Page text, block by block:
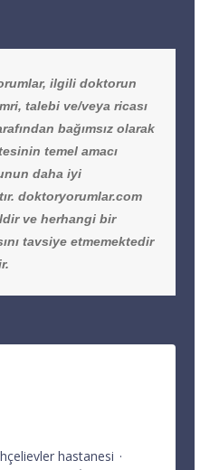
ilgili doktorun
talebi ve/veya ricası
bağımsız olarak
temel amacı
daha iyi
doktoryorumlar.com
ve herhangi bir
tavsiye etmemektedir
hastanesi ·